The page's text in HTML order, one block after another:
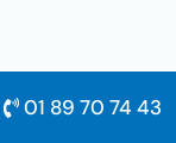
01 89 70 74 43